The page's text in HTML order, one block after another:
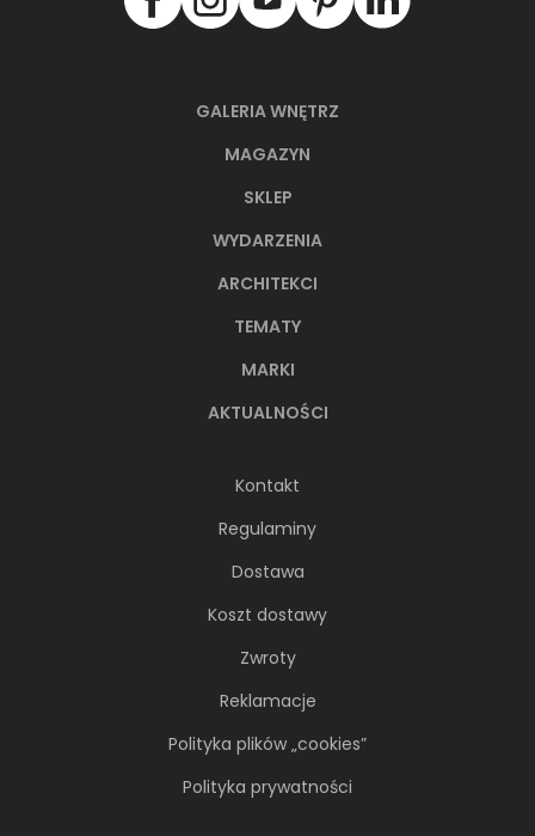
GALERIA WNĘTRZ
MAGAZYN
SKLEP
WYDARZENIA
ARCHITEKCI
TEMATY
MARKI
AKTUALNOŚCI
Kontakt
Regulaminy
Dostawa
Koszt dostawy
Zwroty
Reklamacje
Polityka plików „cookies”
Polityka prywatności